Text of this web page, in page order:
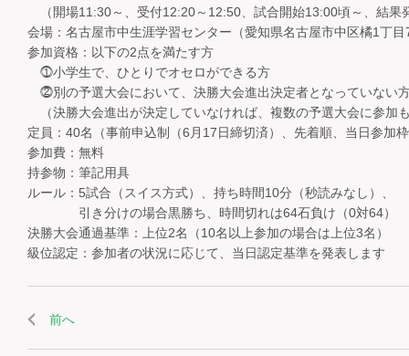
（開場11:30～、受付12:20～12:50、試合開始13:00頃～、結果
会場：名古屋市中生涯学習センター（愛知県名古屋市中区橘1丁
参加資格：以下の2点を満たす方
⓵小学生で、ひとりでオセロができる方
⓶別の予選大会において、決勝大会進出決定者となっていない
（決勝大会進出が決定していなければ、複数の予選大会に参加
定員：40名（事前申込制（6月17日締切済）、先着順、当日参加
参加費：無料
持参物：筆記用具
ルール：5試合（スイス方式）、持ち時間10分（秒読みなし）、
引き分けの場合黒勝ち、時間切れは64石負け（0対64）
決勝大会通過基準：上位2名（10名以上参加の場合は上位3名）
級位認定：参加者の状況に応じて、当日認定基準を発表します
前へ